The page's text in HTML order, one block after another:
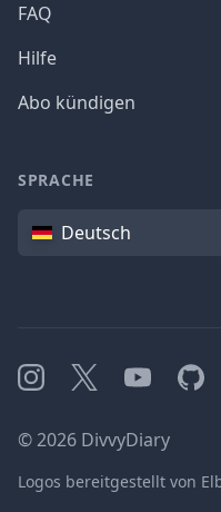
FAQ
Hilfe
Abo kündigen
SPRACHE
SpracheDeutsch
Instagram
X YouTube
©2026 DivvyDiary
Logos bereitgestellt von